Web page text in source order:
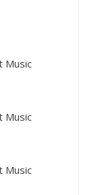
Music
Music
Music